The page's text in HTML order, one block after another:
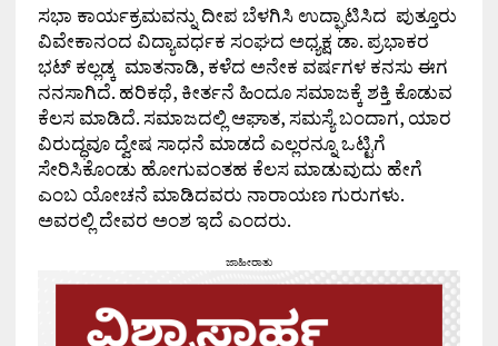
ಸಭಾ ಕಾರ್ಯಕ್ರಮವನ್ನು ದೀಪ ಬೆಳಗಿಸಿ ಉದ್ಘಾಟಿಸಿದ ಪುತ್ತೂರು
ವಿವೇಕಾನಂದ ವಿದ್ಯಾವರ್ಧಕ ಸಂಘದ ಅಧ್ಯಕ್ಷ ಡಾ. ಪ್ರಭಾಕರ
ಭಟ್ ಕಲ್ಲಡ್ಕ ಮಾತನಾಡಿ, ಕಳೆದ ಅನೇಕ ವರ್ಷಗಳ ಕನಸು ಈಗ
ನನಸಾಗಿದೆ. ಹರಿಕಥೆ, ಕೀರ್ತನೆ ಹಿಂದೂ ಸಮಾಜಕ್ಕೆ ಶಕ್ತಿ ಕೊಡುವ
ಕೆಲಸ ಮಾಡಿದೆ. ಸಮಾಜದಲ್ಲಿ ಆಘಾತ, ಸಮಸ್ಯೆ ಬಂದಾಗ, ಯಾರ
ವಿರುದ್ಧವೂ ದ್ವೇಷ ಸಾಧನೆ ಮಾಡದೆ ಎಲ್ಲರನ್ನೂ ಒಟ್ಟಿಗೆ
ಸೇರಿಸಿಕೊಂಡು ಹೋಗುವಂತಹ ಕೆಲಸ ಮಾಡುವುದು ಹೇಗೆ
ಎಂಬ ಯೋಚನೆ ಮಾಡಿದವರು ನಾರಾಯಣ ಗುರುಗಳು.
ಅವರಲ್ಲಿ ದೇವರ ಅಂಶ ಇದೆ ಎಂದರು.
ಜಾಹೀರಾತು